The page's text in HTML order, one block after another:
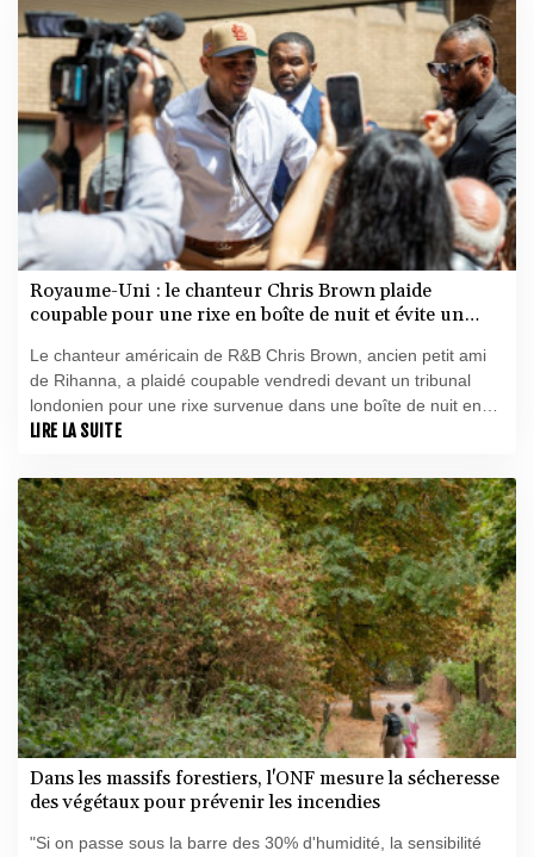
Royaume-Uni : le chanteur Chris Brown plaide
coupable pour une rixe en boîte de nuit et évite un
Le chanteur américain de R&B Chris Brown, ancien petit ami
de Rihanna, a plaidé coupable vendredi devant un tribunal
londonien pour une rixe survenue dans une boîte de nuit en
2023, ce qui lui évite la tenue d'un procès au Royaume-Uni.
LIRE LA SUITE
Dans les massifs forestiers, l'ONF mesure la sécheresse
des végétaux pour prévenir les incendies
"Si on passe sous la barre des 30% d'humidité, la sensibilité